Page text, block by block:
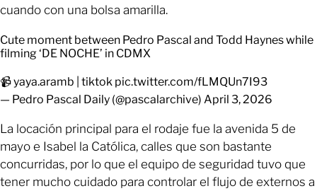
cuando con una bolsa amarilla.
Cute moment between Pedro Pascal and Todd Haynes while
filming ‘DE NOCHE’ in CDMX
📹 yaya.aramb | tiktok pic.twitter.com/fLMQUn7I93
— Pedro Pascal Daily (@pascalarchive) April 3, 2026
La locación principal para el rodaje fue la avenida 5 de
mayo e Isabel la Católica, calles que son bastante
concurridas, por lo que el equipo de seguridad tuvo que
tener mucho cuidado para controlar el flujo de externos a